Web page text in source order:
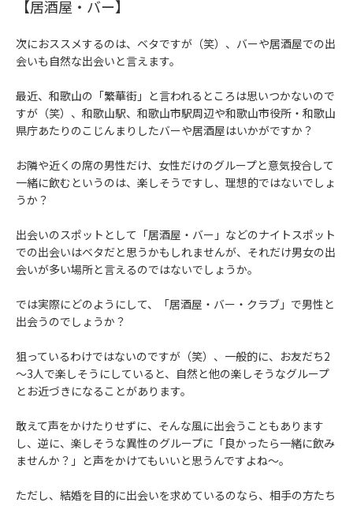
【居酒屋・バー】
次におススメするのは、ベタですが（笑）、バーや居酒屋での出
会いも自然な出会いと言えます。
最近、和歌山の「繁華街」と言われるところは思いつかないので
すが（笑）、和歌山駅、和歌山市駅周辺や和歌山市役所・和歌山
県庁あたりのこじんまりしたバーや居酒屋はいかがですか？
お隣や近くの席の男性だけ、女性だけのグループと意気投合して
一緒に飲むというのは、楽しそうですし、理想的ではないでしょ
うか？
出会いのスポットとして「居酒屋・バー」などのナイトスポット
での出会いはベタだと思うかもしれませんが、それだけ男女の出
会いが多い場所と言えるのではないでしょうか。
では実際にどのようにして、「居酒屋・バー・クラブ」で男性と
出会うのでしょうか？
狙っているわけではないのですが（笑）、一般的に、お友だち2
～3人で楽しそうにしていると、自然と他の楽しそうなグループ
とお近づきになることがあります。
敢えて声をかけたりせずに、そんな風に出会うこともあります
し、逆に、楽しそうな異性のグループに「良かったら一緒に飲み
ませんか？」と声をかけてもいいと思うんですよね～。
ただし、結婚を目的に出会いを求めているのなら、相手の方たち